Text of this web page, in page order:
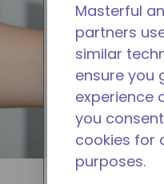
água
Fornece
potável limpa
conectada
Masterful
partners
similar
ensure you
experience
you
cookies for
purposes.